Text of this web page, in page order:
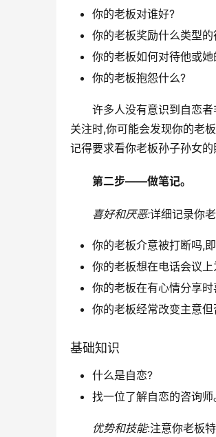
你的老板对谁好?
你的老板奖励什么类型的
你的老板如何对待他或她
你的老板抱怨什么?
许多人没有意识到自恋
关注时,你可能会发现你的老
记得要求看你老板孙子孙女的
第二步——做笔记。
喜好和厌恶:详细记录你
你的老板介意被打断吗,
你的老板想在电话会议
你的老板在有心情分享
你的老板经常改变主意
基础知识
什么是自恋?
找一位了解自恋的咨询师
优势和技能:注意你老板